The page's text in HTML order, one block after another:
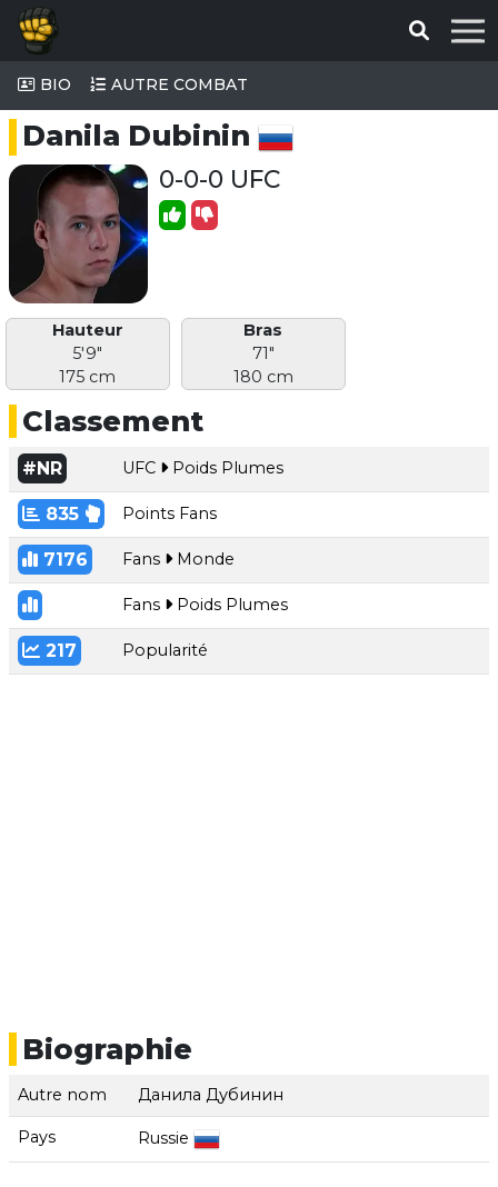
BIO AUTRE COMBAT
Danila Dubinin
0-0-0 UFC
Hauteur
5'9"
175 cm
Bras
71"
180 cm
Classement
#NR UFC Poids Plumes
835 Points Fans
7176 Fans Monde
Fans Poids Plumes
217 Popularité
Biographie
Autre nom Данила Дубинин
Pays Russie